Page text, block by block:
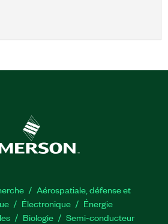
Aérospatiale, défense et
Électronique
Énergie​
Biologie
Semi-conducteur